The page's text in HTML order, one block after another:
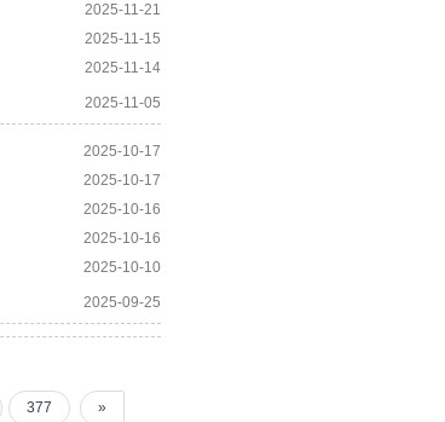
2025-11-21
2025-11-15
2025-11-14
2025-11-05
2025-10-17
2025-10-17
2025-10-16
2025-10-16
2025-10-10
2025-09-25
377 »